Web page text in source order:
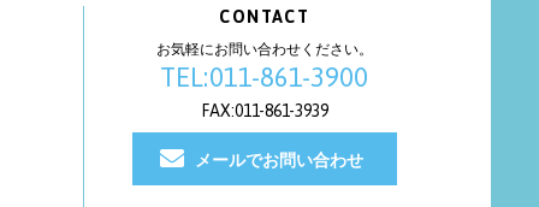
CONTACT
お気軽にお問い合わせください。
TEL:011-861-3900
FAX:011-861-3939
メールでお問い合わせ